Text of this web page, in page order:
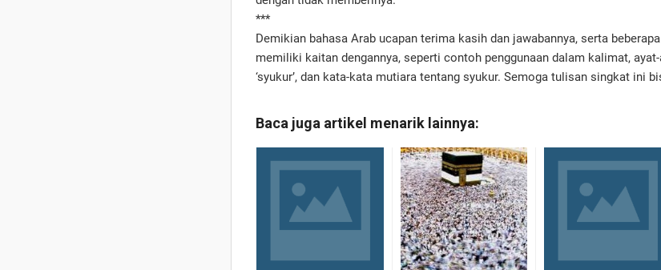
***
Demikian bahasa Arab ucapan terima kasih dan jawabannya, serta
memiliki kaitan dengannya, seperti contoh penggunaan dalam kalimat,
‘syukur’, dan kata-kata mutiara tentang syukur. Semoga tulisan singkat ini